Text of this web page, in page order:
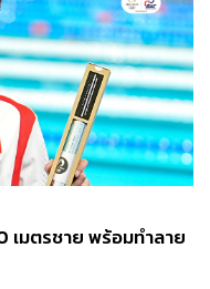
เมตรชาย พร้อมทำลาย